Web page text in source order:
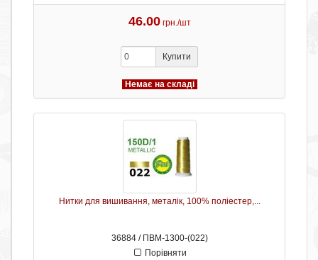
46.00 грн./шт
Купити
Немає на складі
Нитки для вишивання, металік, 100% поліестер,...
36884 / ПВМ-1300-(022)
Порівняти